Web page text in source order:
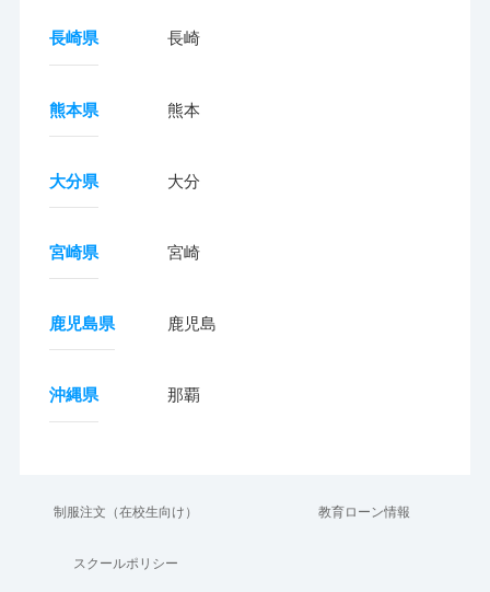
長崎県 長崎
熊本県 熊本
大分県 大分
宮崎県 宮崎
鹿児島県 鹿児島
沖縄県 那覇
制服注文（在校生向け） 教育ローン情報
スクールポリシー